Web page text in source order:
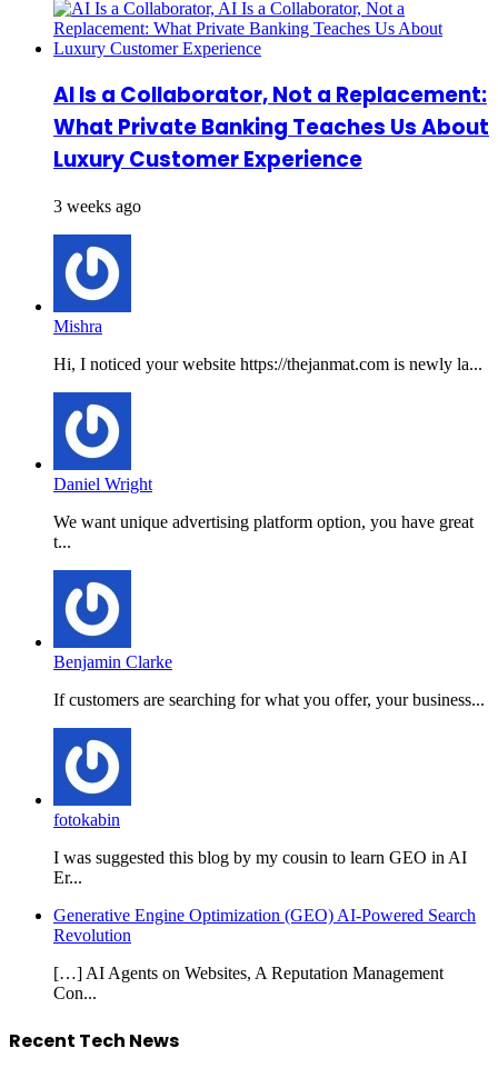
AI Is a Collaborator, Not a Replacement:
What Private Banking Teaches Us About
Luxury Customer Experience
3 weeks ago
Mishra
Hi, I noticed your website https://thejanmat.com is newly la...
Daniel Wright
We want unique advertising platform option, you have great
t...
Benjamin Clarke
If customers are searching for what you offer, your business...
fotokabin
I was suggested this blog by my cousin to learn GEO in AI
Er...
Generative Engine Optimization (GEO) AI-Powered Search
Revolution
[…] AI Agents on Websites, A Reputation Management
Con...
Recent Tech News